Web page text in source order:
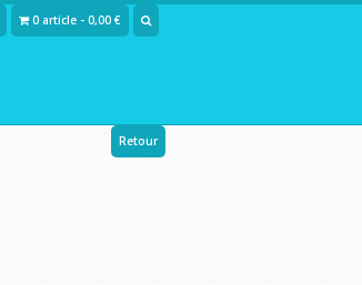
0 article - 0,00 €
Retour